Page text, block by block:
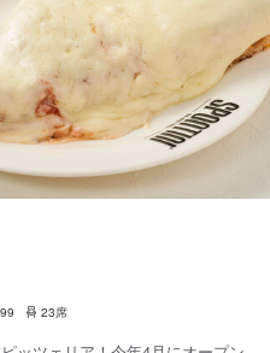
23席